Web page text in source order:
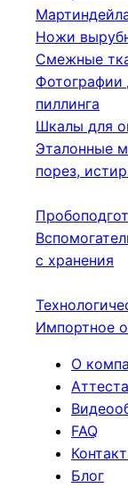
Ножи
Смежные
Фотографии
пиллинга
Шкалы для
Эталонные
порез,
с хранения
Импортное
О
FAQ
Блог